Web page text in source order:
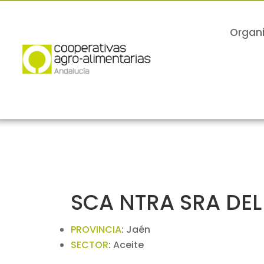
SCA NTRA SRA
PROVINCIA: Jaén
SECTOR:Aceite